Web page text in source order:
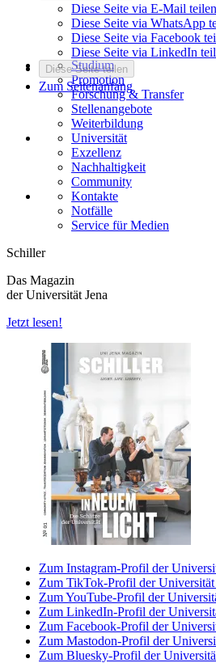
Diese Seite via E-Mail teilen
Diese Seite via WhatsApp
Diese Seite via Facebook
Diese Seite via LinkedIn
Diese Seite teilen
Zum Seitenanfang
Studium
Promotion
Forschung & Transfer
Stellenangebote
Weiterbildung
Universität
Exzellenz
Nachhaltigkeit
Community
Kontakte
Notfälle
Service für Medien
Schiller
Das Magazin
der Universität Jena
Jetzt lesen!
Zum Instagram-Profil der
Zum TikTok-Profil der Universität
Zum YouTube-Profil der
Zum LinkedIn-Profil der
Zum Facebook-Profil der
Zum Mastodon-Profil der
Zum Bluesky-Profil der